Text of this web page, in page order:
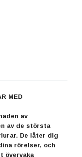
MED
av
av de största
De låter dig
rörelser, och
övervaka